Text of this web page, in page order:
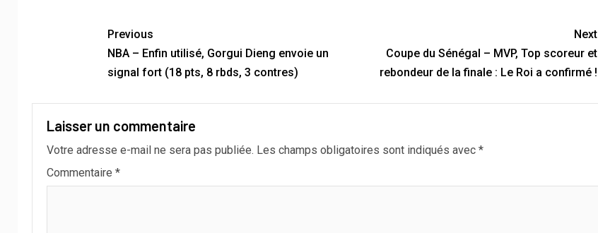
Previous
NBA – Enfin utilisé, Gorgui Dieng envoie un
signal fort (18 pts, 8 rbds, 3 contres)
Next
Coupe du Sénégal – MVP, Top scoreur et
rebondeur de la finale : Le Roi a confirmé !
Laisser un commentaire
Votre adresse e-mail ne sera pas publiée. Les champs obligatoires sont indiqués avec *
Commentaire *